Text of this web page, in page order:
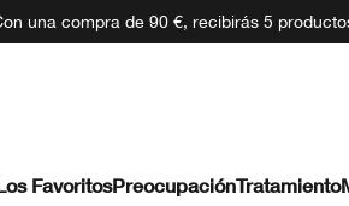
una compra de 90 €, recibirás 5
FavoritosPreocupaciónTratamiento